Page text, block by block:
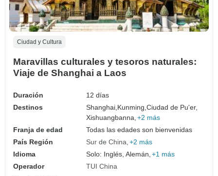
Ciudad y Cultura
Maravillas culturales y tesoros naturales:
Viaje de Shanghai a Laos
Duración
12 días
Destinos
Shanghai, Kunming,Ciudad de Pu'er,
Xishuangbanna, +2 más
Franja de edad
Todas las edades son bienvenidas
País Región
Sur de China +2 más
Idioma
Solo: Inglés, Alemán, +1 más
Operador
TUI China